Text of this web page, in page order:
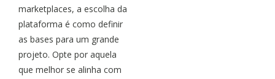
marketplaces, a escolha da
plataforma é como definir
as bases para um grande
projeto. Opte por aquela
que melhor se alinha com